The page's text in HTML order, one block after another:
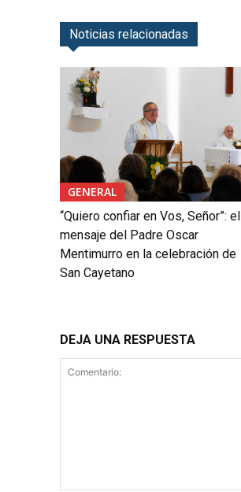
Noticias relacionadas
GENERAL
“Quiero confiar en Vos, Señor”: el
mensaje del Padre Oscar
Mentimurro en la celebración de
San Cayetano
DEJA UNA RESPUESTA